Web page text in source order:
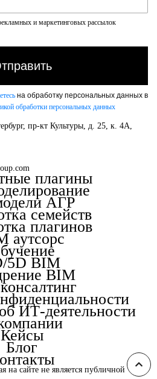
и маркетинговых рассылок
на обработку персональных данных в
обработки персональных данных
, пр-кт Культуры, д. 25, к. 4А,
плагины
АГР
семейств
плагинов
аутсорс
5D BIM
BIM
ИТ-деятельности
Кейсы
Блог
на сайте не является публичной